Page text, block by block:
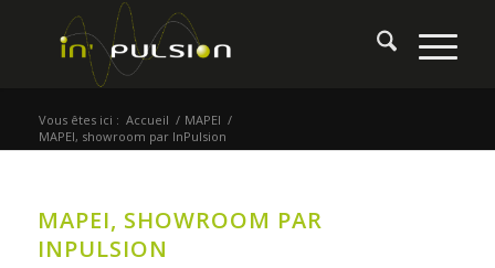
Vous êtes ici : Accueil / MAPEI /
MAPEI, showroom par InPulsion
MAPEI, SHOWROOM PAR
INPULSION